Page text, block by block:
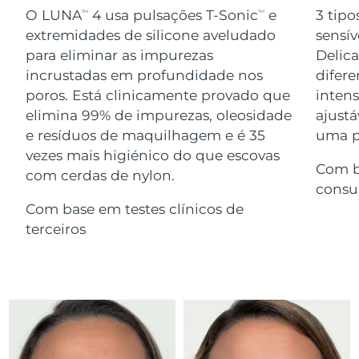
O LUNATM 4 usa pulsações T-SonicTM
e
extremidades de silicone aveludado
para eliminar as impurezas
incrustadas em profundidade nos
poros. Está clinicamente provado que
elimina 99% de impurezas, oleosidade
e resíduos de maquilhagem e é 35
vezes mais higiénico do que escovas
com cerdas de nylon.
Com base em testes clínicos de
terceiros
3
uma
Com
Advanced pore care essentials
For healthy hair
issa™ Teeth Whitening Gel
18% PAP
Cosméticos Homens
Comprar todos
FOREO APP
Israel Entrega prevista 8/13/26
Itália Entrega prevista 8/9/26
Japão Entrega prevista 8/12/26
Jersey
8/11/26
Kuwait
Líbano Entrega prevista8/10/26
Lituânia Entrega prevista8/9/26